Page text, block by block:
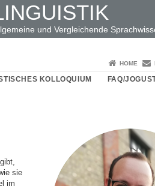
und Vergleichende
HOME
KOLLOQUIUM FAQ/
sie
im